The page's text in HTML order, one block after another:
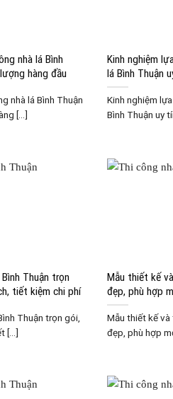
nhà lá Bình
hàng đầu
nhà lá Bình Thuận
[...]
Kinh nghiệm
lá Bình Thuận
Kinh nghiệm
Bình Thuận uy
Thuận trọn
tiết kiệm chi phí
Thuận trọn gói,
[...]
Mẫu thiết kế
đẹp, phù hợp
Mẫu thiết kế và
đẹp, phù hợp